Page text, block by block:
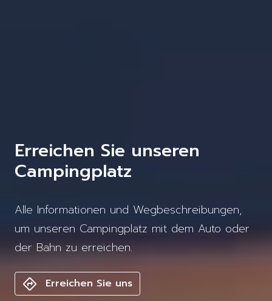
Erreichen Sie unseren
Campingplatz
Alle Informationen und Wegbeschreibungen,
um unseren Campingplatz mit dem Auto oder
der Bahn zu erreichen.
directions Erreichen Sie uns